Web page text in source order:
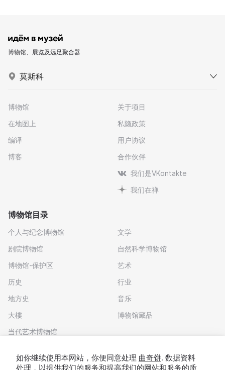
博物馆、展览及远足聚合器
莫斯科
博物馆
在地图上
编译
博客
关于项目
私隐政策
用户协议
合作伙伴
我们是VKontakte
我们在禅
博物馆目录
个人与纪念博物馆
剧院博物馆
博物馆-保护区
历史
地方史
大樓
当代艺术博物馆
文学
自然科学博物馆
艺术
行业
音乐
博物馆藏品
如你继续使用本网站，你便同意处理 曲奇饼. 数据资料
处理，以提供我们的服务和提高我们的网站和服务的质